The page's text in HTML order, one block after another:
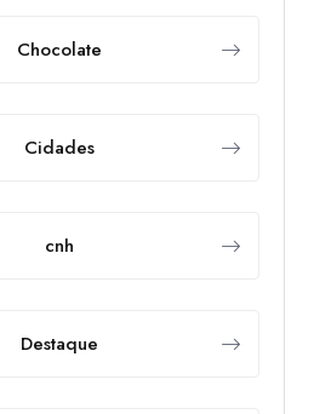
Chocolate
Cidades
cnh
Destaque